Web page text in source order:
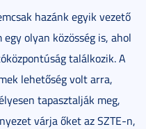
hazánk egyik vezető
olyan közösség is, ahol
találkozik. A
lehetőség volt arra,
tapasztalják meg,
várja őket az SZTE-n,